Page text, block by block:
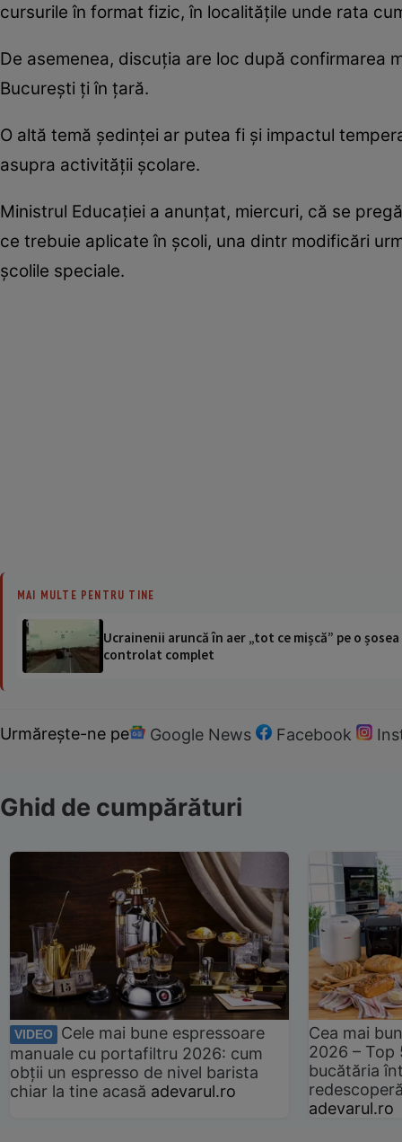
cursurile în format fizic, în localităţile unde rata
De asemenea, discuţia are loc după confirmarea
Bucureşti ţi în ţară.
O altă temă şedinţei ar putea fi şi impactul
asupra activităţii şcolare.
Ministrul Educaţiei a anunţat, miercuri, că se
ce trebuie aplicate în şcoli, una dintr modificări
şcolile speciale.
MAI MULTE PENTRU TINE
Ucrainenii aruncă în aer „tot ce mișcă” pe o
controlat complet
Urmărește-ne pe Google News Facebook
Ghid de cumpărături
VIDEO
Cele mai bune espressoare
manuale cu portafiltru 2026: cum
obții un espresso de nivel barista
chiar la tine acasă adevarul.ro
Cea mai
2026 –
bucătăria
adevarul.ro